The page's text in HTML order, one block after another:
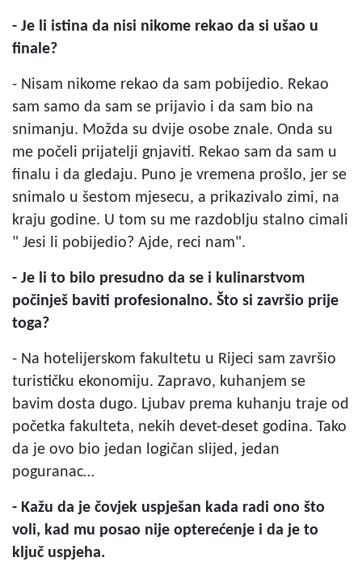
- Je li istina da nisi nikome rekao da si ušao u
finale?
- Nisam nikome rekao da sam pobijedio. Rekao
sam samo da sam se prijavio i da sam bio na
snimanju. Možda su dvije osobe znale. Onda su
me počeli prijatelji gnjaviti. Rekao sam da sam u
finalu i da gledaju. Puno je vremena prošlo, jer se
snimalo u šestom mjesecu, a prikazivalo zimi, na
kraju godine. U tom su me razdoblju stalno cimali
" Jesi li pobijedio? Ajde, reci nam".
- Je li to bilo presudno da se i kulinarstvom
počinješ baviti profesionalno. Što si završio prije
toga?
- Na hotelijerskom fakultetu u Rijeci sam završio
turističku ekonomiju. Zapravo, kuhanjem se
bavim dosta dugo. Ljubav prema kuhanju traje od
početka fakulteta, nekih devet-deset godina. Tako
da je ovo bio jedan logičan slijed, jedan
poguranac…
- Kažu da je čovjek uspješan kada radi ono što
voli, kad mu posao nije opterećenje i da je to
ključ uspjeha.